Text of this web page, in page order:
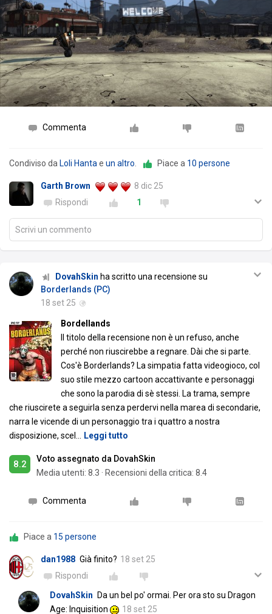
Commenta
Condiviso da Loli Hantae un altro. Piace a 10 persone
Garth Brown
8 dic 25
Rispondi
1
Scrivi un commento
DovahSkin ha scritto una recensione su
Borderlands (PC)
18 set 25
Bordellands
Il titolo della recensione non è un refuso, anche
perché non riuscirebbe a regnare. Dài che si parte.
Cos'è Borderlands? La simpatia fatta videogioco, col
suo stile mezzo cartoon accattivante e personaggi
che sono la parodia di sè stessi. La trama, sempre
che riuscirete a seguirla senza perdervi nella marea di secondarie,
narra le vicende di un personaggio tra i quattro a nostra
disposizione, scel … Leggi tutto
8.2
Voto assegnato da DovahSkin
Media utenti: 8.3 · Recensioni della critica: 8.4
Commenta
Piace a 15 persone
dan1988 Già finito? 18 set 25
Rispondi
DovahSkin
Da un bel po' ormai. Per ora sto su Dragon
Age: Inquisition
18 set 25